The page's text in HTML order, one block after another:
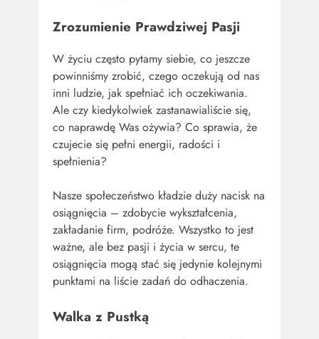
Zrozumienie Prawdziwej Pasji
W życiu często pytamy siebie, co jeszcze
powinniśmy zrobić, czego oczekują od nas
inni ludzie, jak spełniać ich oczekiwania.
Ale czy kiedykolwiek zastanawialiście się,
co naprawdę Was ożywia? Co sprawia, że
czujecie się pełni energii, radości i
spełnienia?
Nasze społeczeństwo kładzie duży nacisk na
osiągnięcia – zdobycie wykształcenia,
zakładanie firm, podróże. Wszystko to jest
ważne, ale bez pasji i życia w sercu, te
osiągnięcia mogą stać się jedynie kolejnymi
punktami na liście zadań do odhaczenia.
Walka z Pustką